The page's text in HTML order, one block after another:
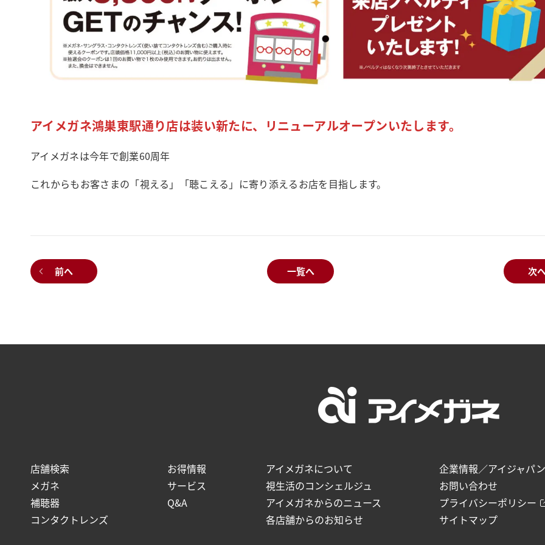
アイメガネ鴻巣東駅通り店は装い新たに、リニューアルオープンいたします。
アイメガネは今年で創業60周年
これからもお客さまの「視える」「聴こえる」に寄り添えるお店を目指します。
前へ 一覧へ 次
店舗検索
メガネ
補聴器
コンタクトレンズ
お得情報
サービス
Q&A
アイメガネについて
視生活のコンシェルジュ
アイメガネからのニュース
各店舗からのお知らせ
企業情報／アイジャパン
お問い合わせ
プライバシーポリシー
サイトマップ